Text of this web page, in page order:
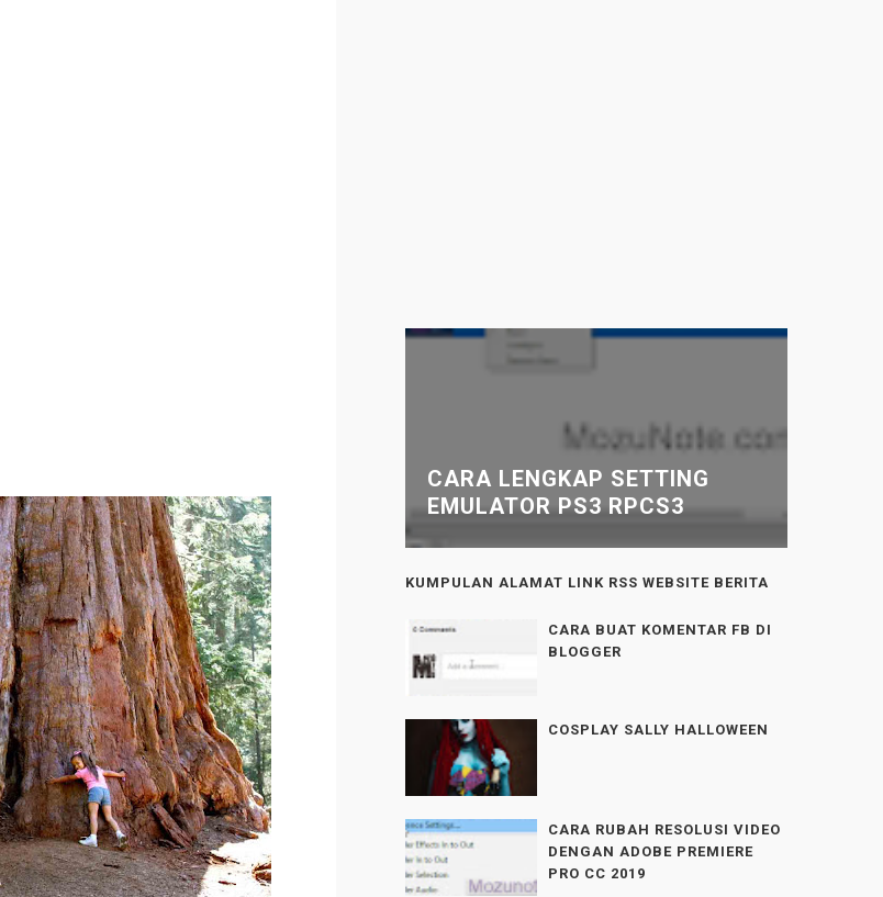
CARA LENGKAP SETTING
EMULATOR PS3 RPCS3
KUMPULAN ALAMAT LINK RSS WEBSITE BERITA
CARA BUAT KOMENTAR FB DI
BLOGGER
COSPLAY SALLY HALLOWEEN
CARA RUBAH RESOLUSI VIDEO
DENGAN ADOBE PREMIERE
PRO CC 2019